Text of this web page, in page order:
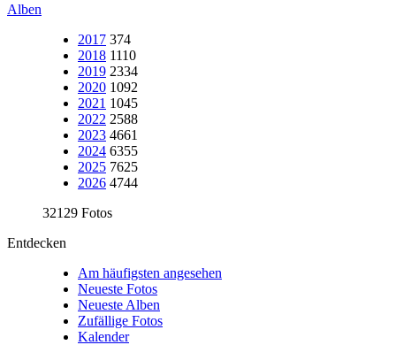
Alben
2017 374
2018 1110
2019 2334
2020 1092
2021 1045
2022 2588
2023 4661
2024 6355
2025 7625
2026 4744
32129 Fotos
Entdecken
Am häufigsten angesehen
Neueste Fotos
Neueste Alben
Zufällige Fotos
Kalender